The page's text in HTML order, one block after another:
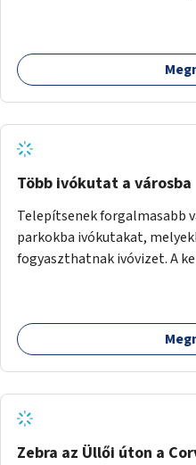
játszótér kialakítására.
Több ivókutat a városba
Telepítsenek forgalmasabb
parkokba ivókutakat,
fogyaszthatnak ivóvizet. A
Zebra az Üllői úton a